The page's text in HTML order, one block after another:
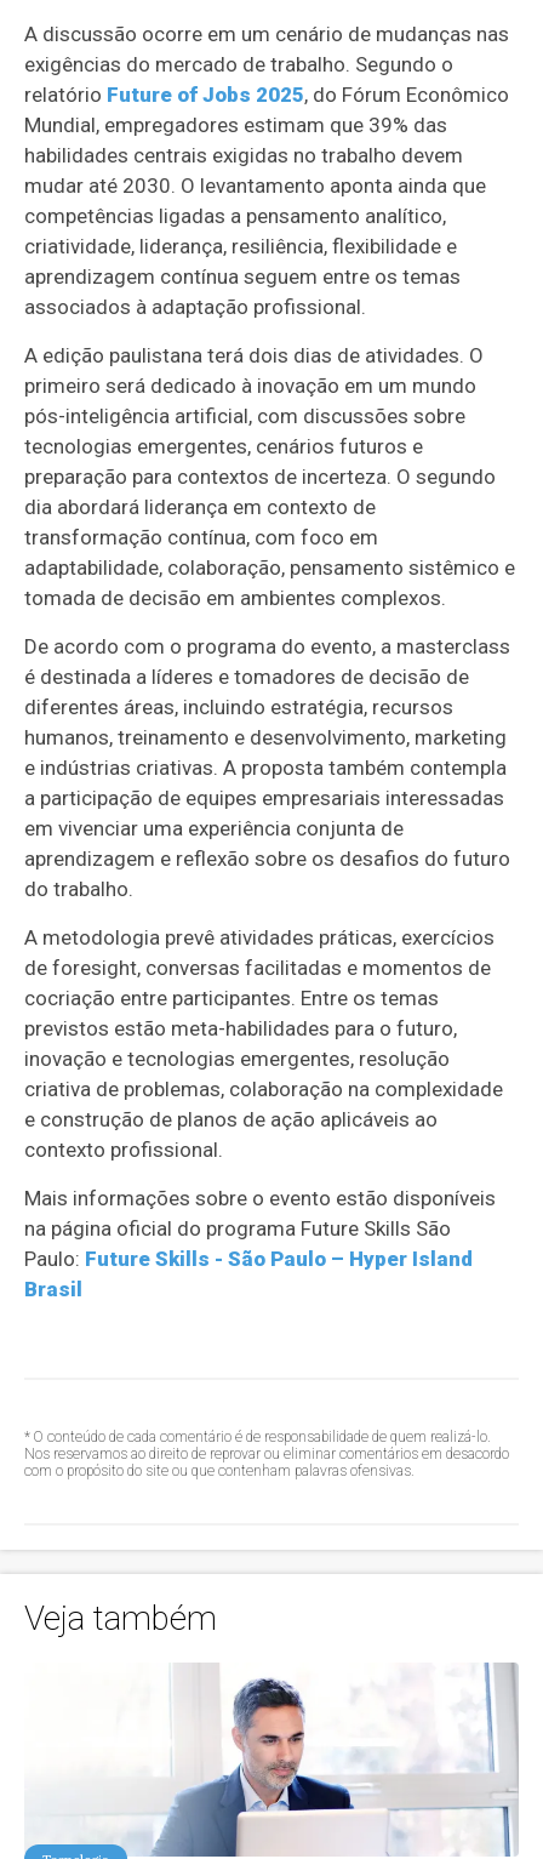
A discussão ocorre em um cenário de mudanças nas
exigências do mercado de trabalho. Segundo o
relatório Future of Jobs 2025, do Fórum Econômico
Mundial, empregadores estimam que 39% das
habilidades centrais exigidas no trabalho devem
mudar até 2030. O levantamento aponta ainda que
competências ligadas a pensamento analítico,
criatividade, liderança, resiliência, flexibilidade e
aprendizagem contínua seguem entre os temas
associados à adaptação profissional.
A edição paulistana terá dois dias de atividades. O
primeiro será dedicado à inovação em um mundo
pós-inteligência artificial, com discussões sobre
tecnologias emergentes, cenários futuros e
preparação para contextos de incerteza. O segundo
dia abordará liderança em contexto de
transformação contínua, com foco em
adaptabilidade, colaboração, pensamento sistêmico e
tomada de decisão em ambientes complexos.
De acordo com o programa do evento, a masterclass
é destinada a líderes e tomadores de decisão de
diferentes áreas, incluindo estratégia, recursos
humanos, treinamento e desenvolvimento, marketing
e indústrias criativas. A proposta também contempla
a participação de equipes empresariais interessadas
em vivenciar uma experiência conjunta de
aprendizagem e reflexão sobre os desafios do futuro
do trabalho.
A metodologia prevê atividades práticas, exercícios
de foresight, conversas facilitadas e momentos de
cocriação entre participantes. Entre os temas
previstos estão meta-habilidades para o futuro,
inovação e tecnologias emergentes, resolução
criativa de problemas, colaboração na complexidade
e construção de planos de ação aplicáveis ao
contexto profissional.
Mais informações sobre o evento estão disponíveis
na página oficial do programa Future Skills São
Paulo: Future Skills - São Paulo – Hyper Island
Brasil
* O conteúdo de cada comentário é de responsabilidade de quem realizá-lo.
Nos reservamos ao direito de reprovar ou eliminar comentários em desacordo
com o propósito do site ou que contenham palavras ofensivas.
Veja também